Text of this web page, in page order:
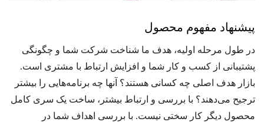
پیشنهاد مفهوم محصول
در طول مرحله اولیه، هدف ما شناخت شرکت شما و چگونگی
پشتیبانی از کسب و کار شما و افزایش ارتباط با مشتری است.
بازار هدف اصلی چه کسانی هستند؟ آنها چه برنامه‌هایی را بیشتر
ترجیح می‌دهند؟ با بررسی و ارتباط بیشتر، ساخت یک سری کامل
محصول دیگر کار سختی نیست. با بررسی اهداف شما در